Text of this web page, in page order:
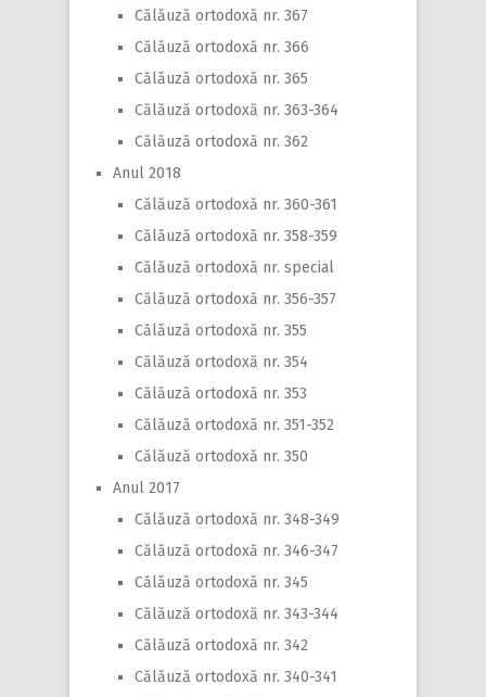
Călăuză ortodoxă nr. 367
Călăuză ortodoxă nr. 366
Călăuză ortodoxă nr. 365
Călăuză ortodoxă nr. 363-364
Călăuză ortodoxă nr. 362
Anul 2018
Călăuză ortodoxă nr. 360-361
Călăuză ortodoxă nr. 358-359
Călăuză ortodoxă nr. special
Călăuză ortodoxă nr. 356-357
Călăuză ortodoxă nr. 355
Călăuză ortodoxă nr. 354
Călăuză ortodoxă nr. 353
Călăuză ortodoxă nr. 351-352
Călăuză ortodoxă nr. 350
Anul 2017
Călăuză ortodoxă nr. 348-349
Călăuză ortodoxă nr. 346-347
Călăuză ortodoxă nr. 345
Călăuză ortodoxă nr. 343-344
Călăuză ortodoxă nr. 342
Călăuză ortodoxă nr. 340-341